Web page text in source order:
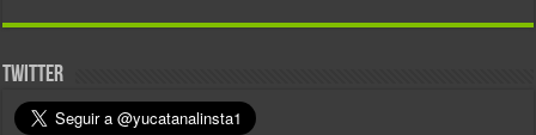
TWITTER